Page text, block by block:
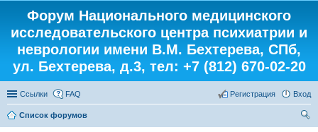
Форум Национального медицинского
исследовательского центра психиатрии и
неврологии имени В.М. Бехтерева, СПб,
ул. Бехтерева, д.3, тел: +7 (812) 670-02-20
Ссылки FAQ Вход
Регистрация
Список форумов